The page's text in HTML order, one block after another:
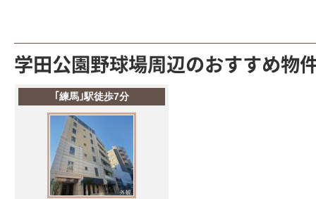
学田公園野球場周辺のおすすめ物
｢練馬｣駅徒歩7分